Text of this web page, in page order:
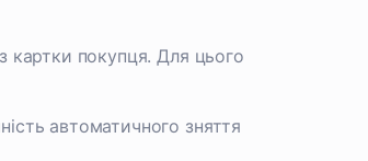
картки покупця. Для цього
автоматичного зняття